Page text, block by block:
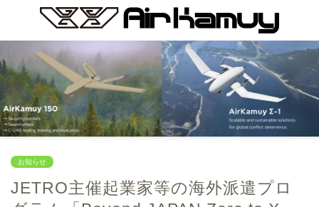
お知らせ
JETRO主催起業家等の海外派遣プロ